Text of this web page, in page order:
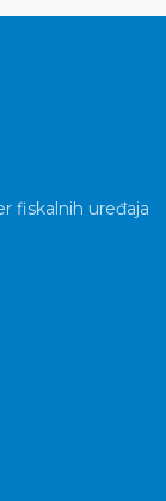
fiskalnih uređaja